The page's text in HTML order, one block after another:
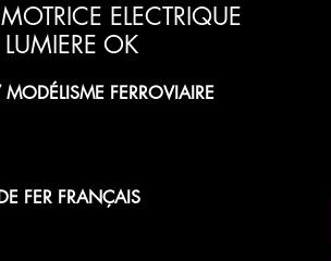
ELECTRIQUE
OK
FERROVIAIRE
FER FRANÇAIS